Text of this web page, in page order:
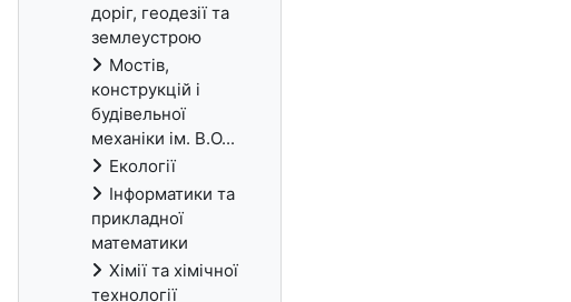
доріг, геодезії та
землеустрою
Мостів,
конструкцій і
будівельної
механіки ім. В.О...
Екології
Інформатики та
прикладної
математики
Хімії та хімічної
технології